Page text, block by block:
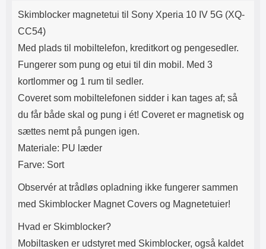
kabel medfølger. Produktet er CE
DC5V/3.0A (15W) 9V/2.0A (18W)
12V/1.5 (18W) Type-C: 5V/3A
5V/3A Max Maximum output:
meter Farve: Hvid
Produktbeskrivelse
Skimblocker magnetetui til Sony Xperia 10 IV 5G (XQ-
CC54)
Med plads til mobiltelefon, kreditkort og pengesedler.
Fungerer som pung og etui til din mobil. Med 3
kortlommer og 1 rum til sedler.
Coveret som mobiltelefonen sidder i kan tages af; så
du får både skal og pung i ét! Coveret er magnetisk og
sættes nemt på pungen igen.
Materiale: PU læder
Farve: Sort
Observér at trådløs opladning ikke fungerer sammen
med Skimblocker Magnet Covers og Magnetetuier!
Hvad er Skimblocker?
Mobiltasken er udstyret med Skimblocker, også kaldet